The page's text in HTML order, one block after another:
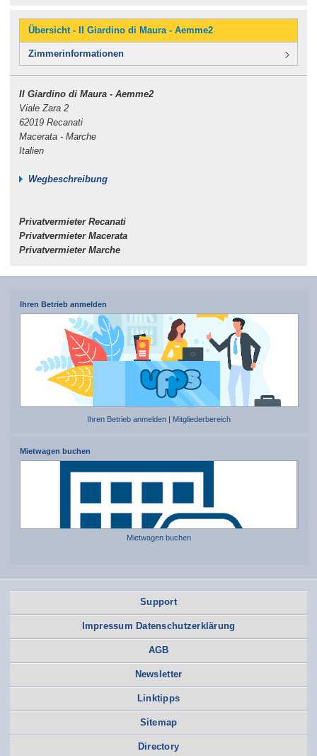
Übersicht - Il Giardino di Maura - Aemme2
Zimmerinformationen
Il Giardino di Maura - Aemme2
Viale Zara 2
62019 Recanati
Macerata - Marche
Italien
Wegbeschreibung
Privatvermieter Recanati
Privatvermieter Macerata
Privatvermieter Marche
Ihren Betrieb anmelden
Ihren Betrieb anmelden Mitgliederbereich
Mietwagen buchen
Mietwagen buchen
Support
Impressum Datenschutzerklärung
AGB
Newsletter
Linktipps
Sitemap
Directory